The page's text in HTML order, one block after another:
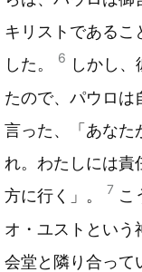
キリストであるこ
した。
6 しかし
たので、パウロは
言った、「あなた
れ。わたしには責
方に行く」。
7 こ
オ・ユストという
会堂と隣り合って